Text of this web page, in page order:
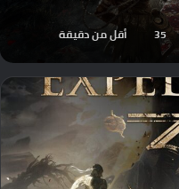
35 أقل من دقيقة